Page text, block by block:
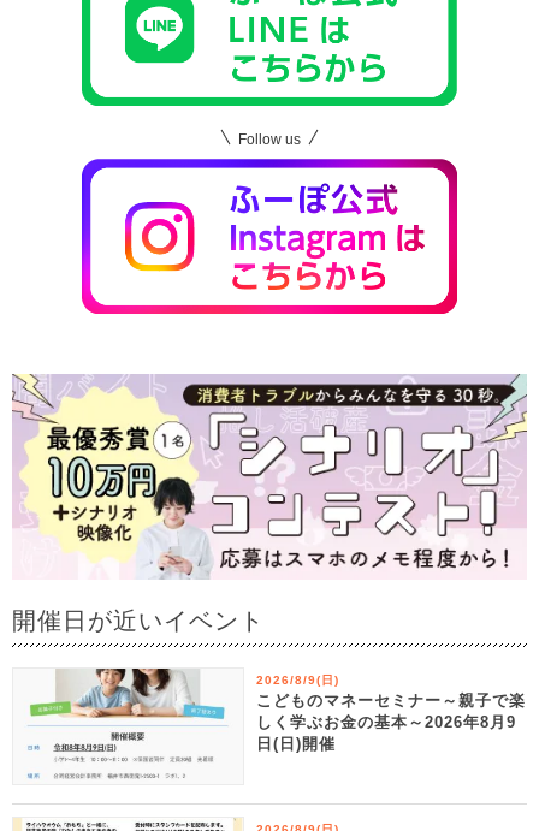
Follow us
開催日が近いイベント
2026/8/9(日)
こどものマネーセミナー～親子で楽
しく学ぶお金の基本～2026年8月9
日(日)開催